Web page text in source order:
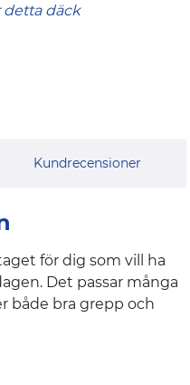
detta däck
Kundrecensioner
för dig som vill ha
Det passar många
både bra grepp och